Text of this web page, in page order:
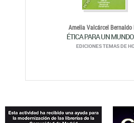
Amelia Valcárcel Bernaldo
ÉTICA PARA UN
EDICIONES TEMAS DE